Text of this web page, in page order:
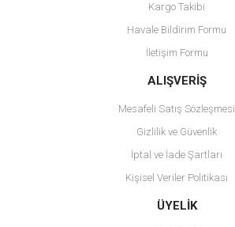
Ürün açıklamasında eksik bilgiler bulunuyor.
Ürün bilgilerinde hatalar bulunuyor.
Ürün fiyatı diğer sitelerden daha pahalı.
Bu ürüne benzer farklı alternatifler olmalı.
Gönder
Kargo Takibi
Havale Bildirim Formu
İletişim Formu
ALIŞVERİŞ
Mesafeli Satış Sözleşmesi
Gizlilik ve Güvenlik
İptal ve İade Şartları
Kişisel Veriler Politikası
ÜYELİK